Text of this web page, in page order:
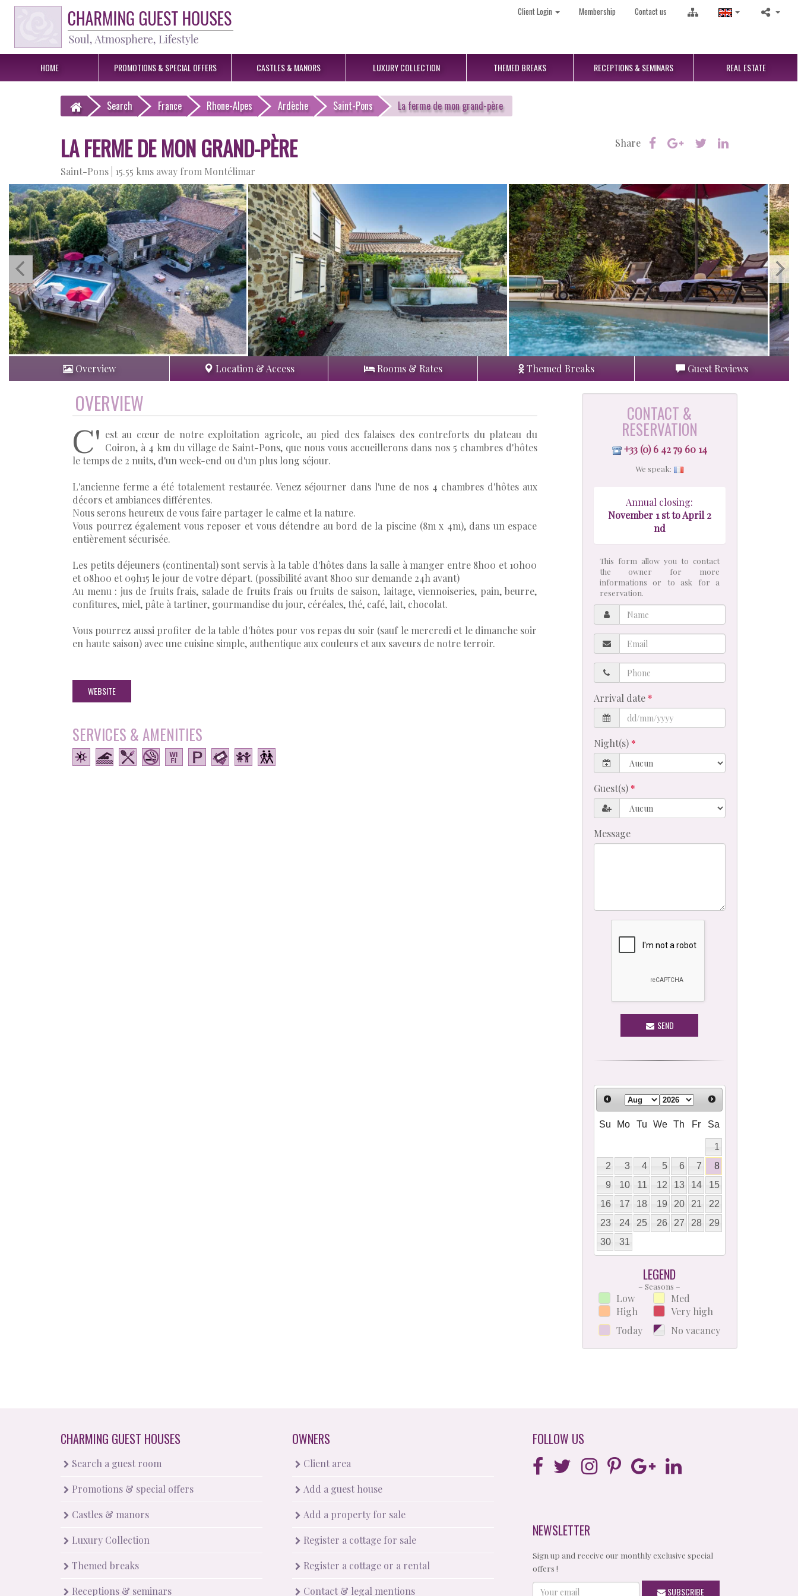
Client Login Membership Contact us
HOME PROMOTIONS & SPECIAL OFFERS CASTLES& MANORS LUXURY COLLECTION THEMED BREAKS RECEPTIONS& SEMINARS REAL ESTATE
Search France Rhone-Alpes Ardèche Saint-Pons La ferme de mon grand-père
LA FERME DE MON GRAND-PÈRE
Saint-Pons | 15.55 kms away from Montélimar
Share
Overview Location & Access Rooms & Rates Themed Breaks Guest Reviews
OVERVIEW
C' est au cœur de notre exploitation agricole, au pied des falaises des contreforts du plateau du
Coiron, à 4 km du village de Saint-Pons, que nous vous accueillerons dans nos 5 chambres d'hôtes
le temps de 2 nuits, d'un week-end ou d'un plus long séjour.
L'ancienne ferme a été totalement restaurée. Venez séjourner dans l'une de nos 4 chambres d'hôtes aux
décors et ambiances différentes.
Nous serons heureux de vous faire partager le calme et la nature.
Vous pourrez également vous reposer et vous détendre au bord de la piscine (8m x 4m), dans un espace
entièrement sécurisée.
Les petits déjeuners (continental) sont servis à la table d'hôtes dans la salle à manger entre 8h00 et 10h00
et 08h00 et 09h15 le jour de votre départ. (possibilité avant 8h00 sur demande 24h avant)
Au menu : jus de fruits frais, salade de fruits frais ou fruits de saison, laitage, viennoiseries, pain, beurre,
confitures, miel, pâte à tartiner, gourmandise du jour, céréales, thé, café, lait, chocolat.
Vous pourrez aussi profiter de la table d'hôtes pour vos repas du soir (sauf le mercredi et le dimanche soir
en haute saison) avec une cuisine simple, authentique aux couleurs et aux saveurs de notre terroir.
WEBSITE
SERVICES & AMENITIES
CONTACT &
RESERVATION
+33 (0) 6 42 79 60 14
We speak:
Annual closing:
November 1 st to April 2
nd
This form allow you to contact
the owner for more
informations or to ask for a
reservation.
Name
Email
Phone
Arrival date
Night(s)
Guest(s)
Message
SEND
Su Mo Tu We Th Fr Sa
1
2
3 4 5 6 7
8
9
10 11 12 13 14
15
16
17 18 19 20 21
22
23
24 25 26 27 28
29
30
31
LEGEND
– Seasons –
Low
High
Today
Med
Very high
No vacancy
CHARMING GUEST HOUSES
Search a guest room
Promotions & special offers
Castles & manors
Luxury Collection
Themed breaks
Receptions & seminars
OWNERS
Client area
Add a guest house
Add a property for sale
Register a cottage for sale
Register a cottage or a rental
Contact & legal mentions
FOLLOW US
NEWSLETTER
Sign up and receive our monthly exclusive special
offers !
Your
SUBSCRIBE